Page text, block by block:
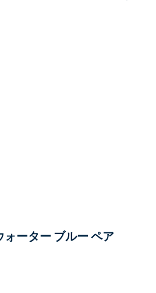
ォーター ブルー ペア